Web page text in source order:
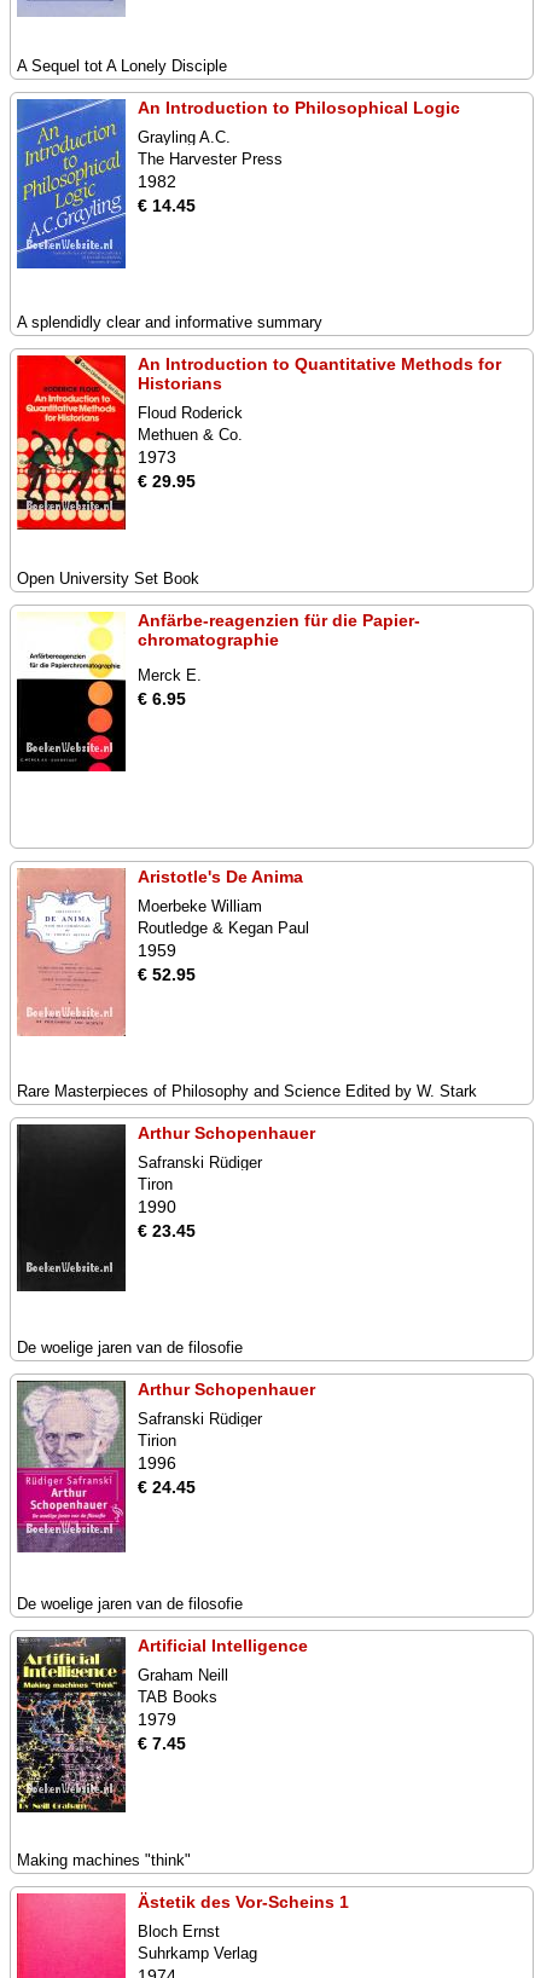
A Sequel tot A Lonely Disciple
An Introduction to Philosophical Logic
Grayling A.C.
The Harvester Press
1982
€ 14.45
A splendidly clear and informative summary
An Introduction to Quantitative Methods for
Historians
Floud Roderick
Methuen & Co.
1973
€ 29.95
Open University Set Book
Anfärbe-reagenzien für die Papier-
chromatographie
Merck E.
€ 6.95
Aristotle's De Anima
Moerbeke William
Routledge & Kegan Paul
1959
€ 52.95
Rare Masterpieces of Philosophy and Science Edited by W. Stark
Arthur Schopenhauer
Safranski Rüdiger
Tiron
1990
€ 23.45
De woelige jaren van de filosofie
Arthur Schopenhauer
Safranski Rüdiger
Tirion
1996
€ 24.45
De woelige jaren van de filosofie
Artificial Intelligence
Graham Neill
TAB Books
1979
€ 7.45
Making machines "think"
Ästetik des Vor-Scheins 1
Bloch Ernst
Suhrkamp Verlag